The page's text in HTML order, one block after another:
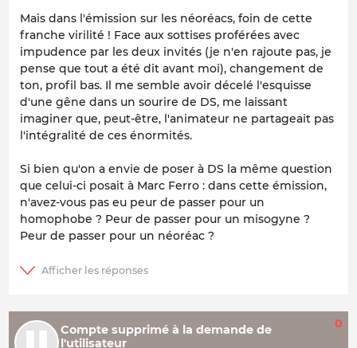
Mais dans l'émission sur les néoréacs, foin de cette
franche virilité ! Face aux sottises proférées avec
impudence par les deux invités (je n'en rajoute pas, je
pense que tout a été dit avant moi), changement de
ton, profil bas. Il me semble avoir décelé l'esquisse
d'une gêne dans un sourire de DS, me laissant
imaginer que, peut-être, l'animateur ne partageait pas
l'intégralité de ces énormités.
Si bien qu'on a envie de poser à DS la même question
que celui-ci posait à Marc Ferro : dans cette émission,
n'avez-vous pas eu peur de passer pour un
homophobe ? Peur de passer pour un misogyne ?
Peur de passer pour un néoréac ?
Compte supprimé à la demande de
l'utilisateur
0